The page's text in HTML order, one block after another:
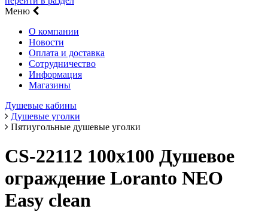
Меню
О компании
Новости
Оплата и доставка
Сотрудничество
Информация
Магазины
Душевые кабины
Душевые уголки
Пятиугольные душевые уголки
CS-22112 100x100 Душевое
ограждение Loranto NEO
Easy clean